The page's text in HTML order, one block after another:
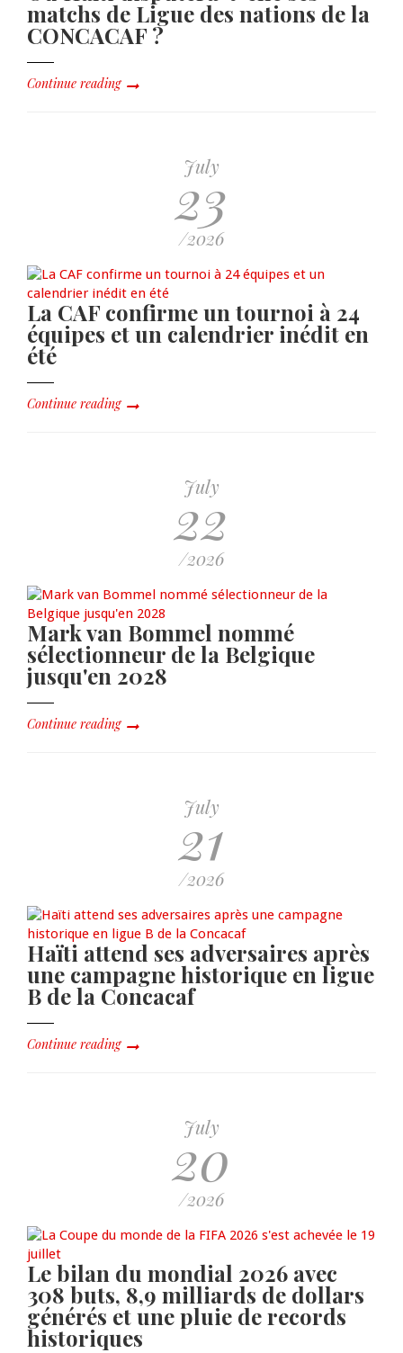
matchs de Ligue des nations de la
CONCACAF ?
Continue reading
July
23
/2026
La CAF confirme un tournoi à 24
équipes et un calendrier inédit en
été
Continue reading
July
22
/2026
Mark van Bommel nommé
sélectionneur de la Belgique
jusqu'en 2028
Continue reading
July
21
/2026
Haïti attend ses adversaires après
une campagne historique en ligue
B de la Concacaf
Continue reading
July
20
/2026
Le bilan du mondial 2026 avec
308 buts, 8,9 milliards de dollars
générés et une pluie de records
historiques